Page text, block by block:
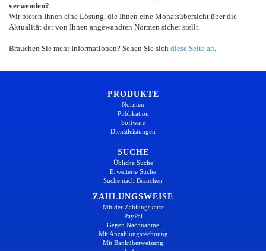
verwenden?
Wir bieten Ihnen eine Lösung, die Ihnen eine Monatsübersicht über die
Aktualität der von Ihnen angewandten Normen sicher stellt.
Brauchen Sie mehr Informationen? Sehen Sie sich diese Seite an
PRODUKTE
Normen
Publikation
Software
Dienstleistungen
SUCHE
Übliche Suche
Erweiterte Suche
Suche nach Branchen
ZAHLUNGSWEISE
Mit der Zahlungskarte
PayPal
Gegen Nachnahme
Mit Anzahlungsrechnung
Mit Banküberweisung